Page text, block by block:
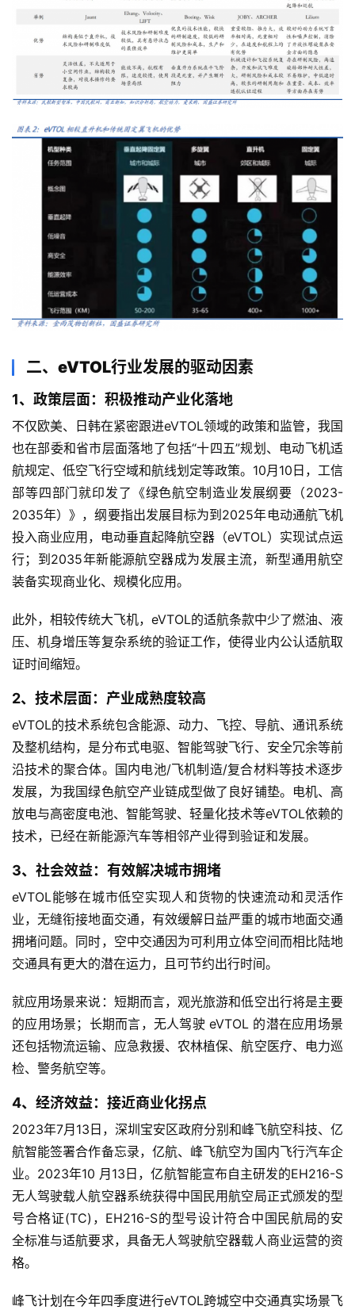
首
页
商
二、eVTOL行业发展的驱动因素
1、政策层面：积极推动产业化落地
不仅欧美、日韩在紧密跟进eVTOL领域的政策和监管，我国
也在部委和省市层面落地了包括“十四五”规划、电动飞机适
航规定、低空飞行空域和航线划定等政策。10月10日，工信
部等四部门就印发了《绿色航空制造业发展纲要（2023-
2035年）》，纲要指出发展目标为到2025年电动通航飞机
投入商业应用，电动垂直起降航空器（eVTOL）实现试点运
行；到2035年新能源航空器成为发展主流，新型通用航空
装备实现商业化、规模化应用。
此外，相较传统大飞机，eVTOL的适航条款中少了燃油、液
压、机身增压等复杂系统的验证工作，使得业内公认适航取
证时间缩短。
2、技术层面：产业成熟度较高
eVTOL的技术系统包含能源、动力、飞控、导航、通讯系统
及整机结构，是分布式电驱、智能驾驶飞行、安全冗余等前
沿技术的聚合体。国内电池/飞机制造/复合材料等技术逐步
发展，为我国绿色航空产业链成型做了良好铺垫。电机、高
放电与高密度电池、智能驾驶、轻量化技术等eVTOL依赖的
技术，已经在新能源汽车等相邻产业得到验证和发展。
3、社会效益：有效解决城市拥堵
eVTOL能够在城市低空实现人和货物的快速流动和灵活作
业，无缝衔接地面交通，有效缓解日益严重的城市地面交通
拥堵问题。同时，空中交通因为可利用立体空间而相比陆地
交通具有更大的潜在运力，且可节约出行时间。
就应用场景来说：短期而言，观光旅游和低空出行将是主要
的应用场景；长期而言，无人驾驶 eVTOL 的潜在应用场景
还包括物流运输、应急救援、农林植保、航空医疗、电力巡
检、警务航空等。
4、经济效益：接近商业化拐点
2023年7月13日，深圳宝安区政府分别和峰飞航空科技、亿
航智能签署合作备忘录，亿航、峰飞航空为国内飞行汽车企
业。2023年10 月13日，亿航智能宣布自主研发的EH216-S
无人驾驶载人航空器系统获得中国民用航空局正式颁发的型
号合格证(TC)，EH216-S的型号设计符合中国民航局的安
全标准与适航要求，具备无人驾驶航空器载人商业运营的资
格。
峰飞计划在今年四季度进行eVTOL跨城空中交通真实场景飞